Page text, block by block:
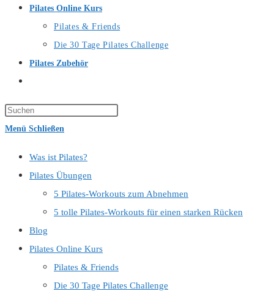
Pilates Online Kurs
Pilates & Friends
Die 30 Tage Pilates Challenge
Pilates Zubehör
umschalten
Press
search
panel.
Menü Schließen
Was ist Pilates?
Pilates Übungen
5 Pilates-Workouts zum Abnehmen
5 tolle Pilates-Workouts für einen starken Rücken
Blog
Pilates Online Kurs
Pilates & Friends
Die 30 Tage Pilates Challenge